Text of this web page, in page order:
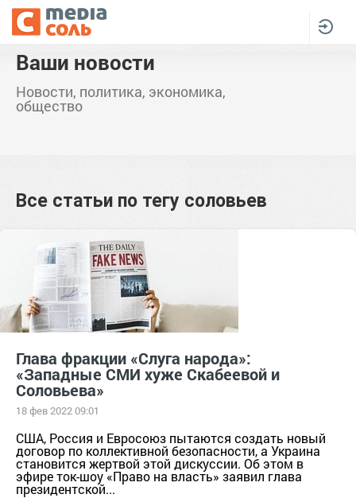
Ваши новости
Новости, политика, экономика,
общество
Все статьи по тегу соловьев
Глава фракции «Слуга народа»:
«Западные СМИ хуже Скабеевой и
Соловьева»
18 фев 2022 09:01
США, Россия и Евросоюз пытаются создать новый
договор по коллективной безопасности, а Украина
становится жертвой этой дискуссии. Об этом в
эфире ток-шоу «Право на власть» заявил глава
президентской...